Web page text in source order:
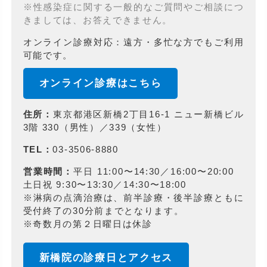
※性感染症に関する一般的なご質問やご相談につ
きましては、お答えできません。
オンライン診療対応：遠方・多忙な方でもご利用
可能です。
オンライン診療はこちら
住所：東京都港区新橋2丁目16-1 ニュー新橋ビル
3階 330（男性）／339（女性）
TEL：03-3506-8880
営業時間：平日 11:00〜14:30／16:00〜20:00
土日祝 9:30〜13:30／14:30〜18:00
※淋病の点滴治療は、前半診療・後半診療ともに
受付終了の30分前までとなります。
※奇数月の第２日曜日は休診
新橋院の診療日とアクセス